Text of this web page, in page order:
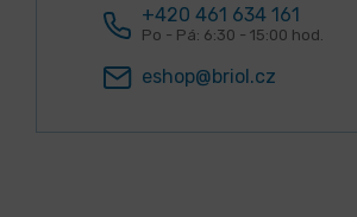
+420 461 634 161
Po - Pá: 6:30 - 15:00 hod.
eshop@briol.cz